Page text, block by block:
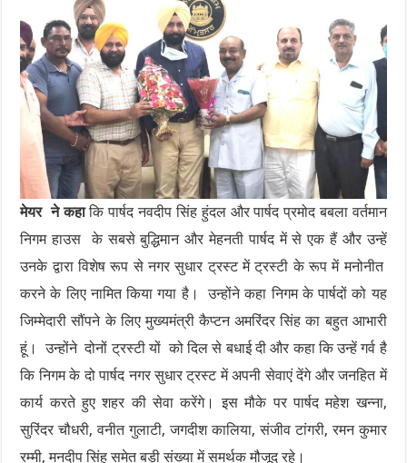
मेयर ने कहाकि पार्षद नवदीप सिंह हुंदल और पार्षद प्रमोद बबला वर्तमान
निगम हाउस के सबसे बुद्धिमान और मेहनती पार्षद में से एक हैं और उन्हें
उनके द्वारा विशेष रूप से नगर सुधार ट्रस्ट में ट्रस्टी के रूप में मनोनीत
करने के लिए नामित किया गया है। उन्होंने कहा निगम के पार्षदों को यह
जिम्मेदारी सौंपने के लिए मुख्यमंत्री कैप्टन अमरिंदर सिंह का बहुत आभारी
हूं। उन्होंने दोनों ट्रस्टी यों को दिल से बधाई दी और कहा कि उन्हें गर्व है
कि निगम के दो पार्षद नगर सुधार ट्रस्ट में अपनी सेवाएं देंगे और जनहित में
कार्य करते हुए शहर की सेवा करेंगे। इस मौके पर पार्षद महेश खन्ना,
सुरिंदर चौधरी, वनीत गुलाटी, जगदीश कालिया, संजीव टांगरी, रमन कुमार
रम्मी, मनदीप सिंह समेत बड़ी संख्या में समर्थक मौजूद रहे।